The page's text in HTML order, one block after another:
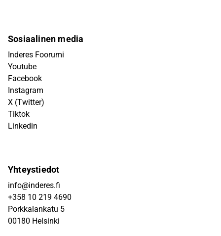
Sosiaalinen media
Inderes Foorumi
Youtube
Facebook
Instagram
X (Twitter)
Tiktok
Linkedin
Yhteystiedot
info@inderes.fi
+358 10 219 4690
Porkkalankatu 5
00180 Helsinki